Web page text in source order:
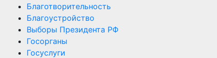
Благотворительность
Благоустройство
Выборы Президента РФ
Госорганы
Госуслуги